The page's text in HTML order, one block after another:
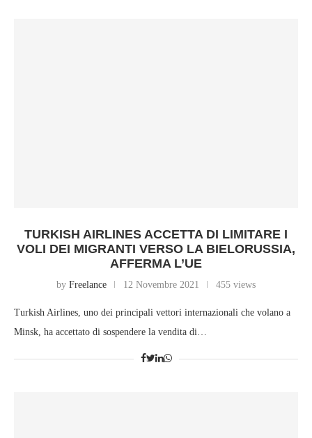
TURKISH AIRLINES ACCETTA DI LIMITARE I
VOLI DEI MIGRANTI VERSO LA BIELORUSSIA,
AFFERMA L’UE
by Freelance 12 Novembre 2021 455 views
Turkish Airlines, uno dei principali vettori internazionali che volano a
Minsk, ha accettato di sospendere la vendita di…